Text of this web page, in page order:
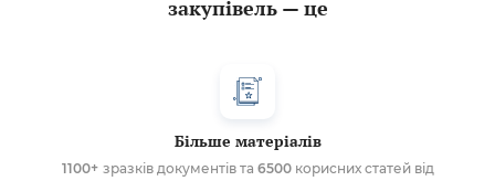
закупівель — це
Більше матеріалів
1100+ зразків документів та 6500корисних статей від